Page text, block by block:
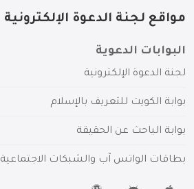
مواقع لجنة الدعوة الإلكترونية
البوابات الدعوية
لجنة الدعوة الإلكترونية
بوابة الكويت للتعريف بالإسلام
بوابة الباحث عن الحقيقة
بطاقات الواتس آب والشبكات الاجتماعية